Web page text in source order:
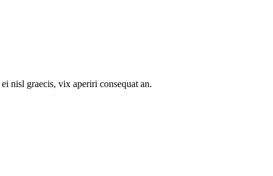
nisl graecis, vix aperiri consequat an.